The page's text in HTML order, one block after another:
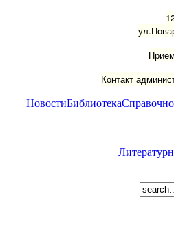
Контакт
НовостиБиблиотека